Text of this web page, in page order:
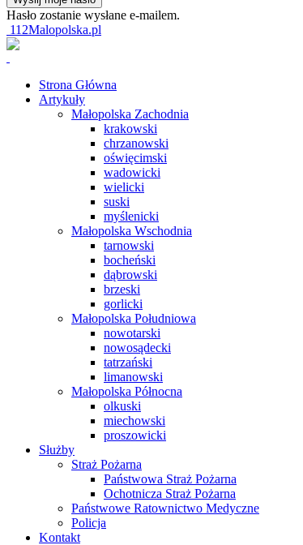
Hasło zostanie wysłane e-mailem.
112Malopolska.pl
Strona Główna
Artykuły
Małopolska Zachodnia
krakowski
chrzanowski
oświęcimski
wadowicki
wielicki
suski
myślenicki
Małopolska Wschodnia
tarnowski
bocheński
dąbrowski
brzeski
gorlicki
Małopolska Południowa
nowotarski
nowosądecki
tatrzański
limanowski
Małopolska Północna
olkuski
miechowski
proszowicki
Służby
Straż Pożarna
Państwowa Straż Pożarna
Ochotnicza Straż Pożarna
Państwowe Ratownictwo Medyczne
Policja
Kontakt